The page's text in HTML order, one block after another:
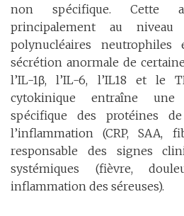
non spécifique. Cette
principalement au
polynucléaires
sécrétion anormale de
l’IL-1β, l’IL-6, l’IL18 et le
cytokinique entraîne une
spécifique des protéines
l’inflammation (CRP, SAA,
responsable des signes
systémiques (fièvre,
inflammation des séreuses).